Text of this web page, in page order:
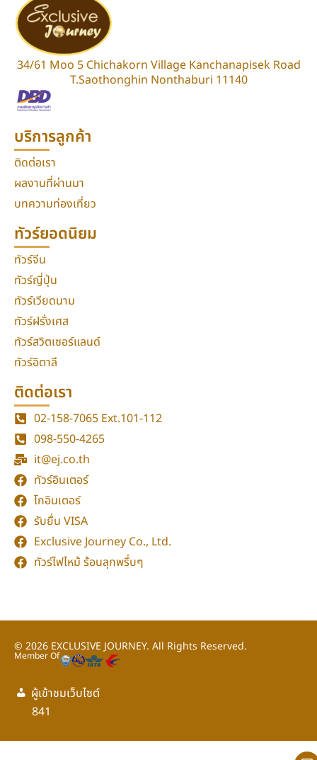
34/61 Moo 5 Chichakorn Village Kanchanapisek Road
T.Saothonghin Nonthaburi 11140
บริการลูกค้า
ติดต่อเรา
ผลงานที่ผ่านมา
บทความท่องเที่ยว
ทัวร์ยอดนิยม
ทัวร์จีน
ทัวร์ญี่ปุ่น
ทัวร์เวียดนาม
ทัวร์ฝรั่งเศส
ทัวร์สวิตเซอร์แลนด์
ทัวร์อิตาลี
ติดต่อเรา
02-158-7065Ext.101-112
098-550-4265
it@ej.co.th
ทัวร์อินเตอร์
โกอินเตอร์
รับยื่น VISA
Exclusive Journey Co., Ltd.
ทัวร์ไฟไหม้ ร้อนลุกพรึ่บๆ
© 2026 EXCLUSIVE JOURNEY. All Rights Reserved.
Member Of
ผู้เข้าชมเว็บไซต์
841